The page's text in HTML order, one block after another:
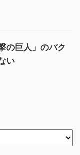
の巨人」のパク
い